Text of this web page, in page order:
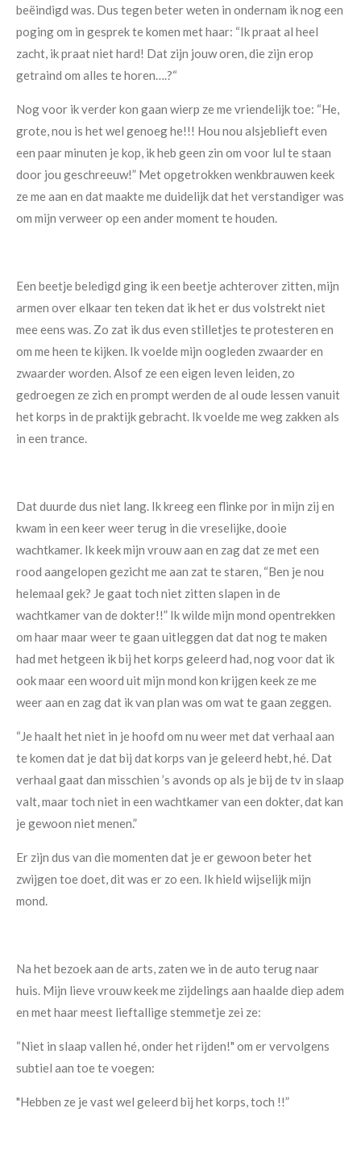
beëindigd was. Dus tegen beter weten in ondernam ik nog een
poging om in gesprek te komen met haar: “Ik praat al heel
zacht, ik praat niet hard! Dat zijn jouw oren, die zijn erop
getraind om alles te horen….?“
Nog voor ik verder kon gaan wierp ze me vriendelijk toe: “He,
grote, nou is het wel genoeg he!!! Hou nou alsjeblieft even
een paar minuten je kop, ik heb geen zin om voor lul te staan
door jou geschreeuw!” Met opgetrokken wenkbrauwen keek
ze me aan en dat maakte me duidelijk dat het verstandiger was
om mijn verweer op een ander moment te houden.
Een beetje beledigd ging ik een beetje achterover zitten, mijn
armen over elkaar ten teken dat ik het er dus volstrekt niet
mee eens was. Zo zat ik dus even stilletjes te protesteren en
om me heen te kijken. Ik voelde mijn oogleden zwaarder en
zwaarder worden. Alsof ze een eigen leven leiden, zo
gedroegen ze zich en prompt werden de al oude lessen vanuit
het korps in de praktijk gebracht. Ik voelde me weg zakken als
in een trance.
Dat duurde dus niet lang. Ik kreeg een flinke por in mijn zij en
kwam in een keer weer terug in die vreselijke, dooie
wachtkamer. Ik keek mijn vrouw aan en zag dat ze met een
rood aangelopen gezicht me aan zat te staren, “Ben je nou
helemaal gek? Je gaat toch niet zitten slapen in de
wachtkamer van de dokter!!” Ik wilde mijn mond opentrekken
om haar maar weer te gaan uitleggen dat dat nog te maken
had met hetgeen ik bij het korps geleerd had, nog voor dat ik
ook maar een woord uit mijn mond kon krijgen keek ze me
weer aan en zag dat ik van plan was om wat te gaan zeggen.
“Je haalt het niet in je hoofd om nu weer met dat verhaal aan
te komen dat je dat bij dat korps van je geleerd hebt, hé. Dat
verhaal gaat dan misschien ’s avonds op als je bij de tv in slaap
valt, maar toch niet in een wachtkamer van een dokter, dat kan
je gewoon niet menen.”
Er zijn dus van die momenten dat je er gewoon beter het
zwijgen toe doet, dit was er zo een. Ik hield wijselijk mijn
mond.
Na het bezoek aan de arts, zaten we in de auto terug naar
huis. Mijn lieve vrouw keek me zijdelings aan haalde diep adem
en met haar meest lieftallige stemmetje zei ze:
“Niet in slaap vallen hé, onder het rijden!" om er vervolgens
subtiel aan toe te voegen:
"Hebben ze je vast wel geleerd bij het korps, toch !!”